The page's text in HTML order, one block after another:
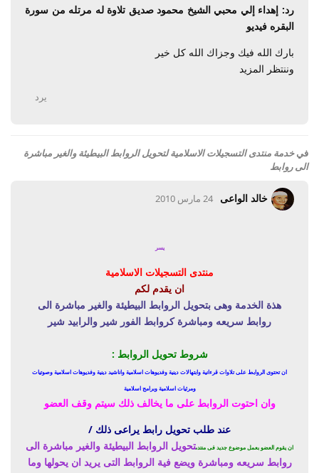
رد: إهداء إلي محبي الشيخ محمود صديق تلاوة له مرتله من سورة
البقره فيديو
بارك الله فيك وجزاك الله كل خير
وننتظر المزيد
يرد
فيخدمة منتدى التسجيلات الاسلامية لتحويل الروابط البيطيئة والغير مباشرة
الى روابط
خالد الواعى 24 مارس 2010
يسر
منتدى التسجيلات الاسلامية
ان يقدم لكم
هذة الخدمة وهى بتحويل الروابط البيطيئة والغير مباشرة الى
روابط سريعه ومباشرة كروابط الفور شير والرابيد شير
شروط تحويل الروابط :
ان تحتوى الروابط على تلاوات قرءانية وابتهالات دينية وفديوهات اسلامية واناشيد دينية وفديوهات اسلامية وصوتيات
ومرئيات اسلامية وبرامج اسلامية
وان احتوت الروابط على ما يخالف ذلك سيتم وقف العضو
عند طلب تحويل رابط يراعى ذلك /
ان يقوم العضو بعمل موضوع جديد فى منتدىتحويل الروابط البيطيئة والغير مباشرة الى
روابط سريعه ومباشرة ويضع فية الروابط التى يريد ان يحولها وما